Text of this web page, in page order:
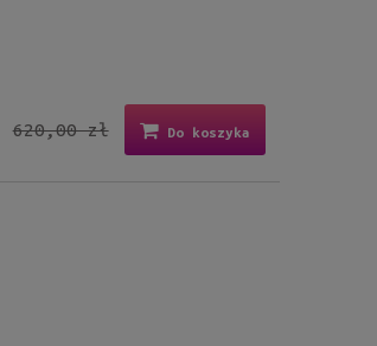
620,00 zł Do koszyka